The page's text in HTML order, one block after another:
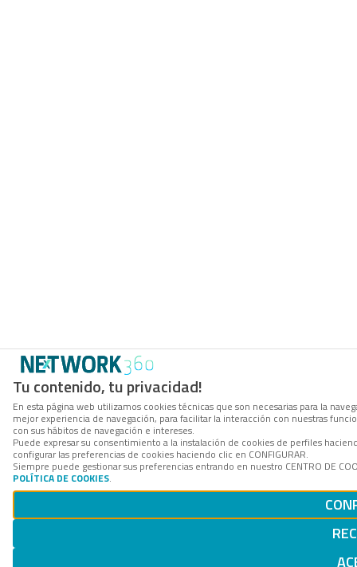
Tu contenido, tu privacidad!
En esta página web utilizamos cookies técnicas que son necesarias para la
mejor experiencia de navegación, para facilitar la interacción con nuestras
con sus hábitos de navegación e intereses.
Puede expresar su consentimiento a la instalación de cookies de perfiles
configurar las preferencias de cookies haciendo clic en CONFIGURAR.
Siempre puede gestionar sus preferencias entrando en nuestro CENTRO DE
POLÍTICA DE COOKIES.